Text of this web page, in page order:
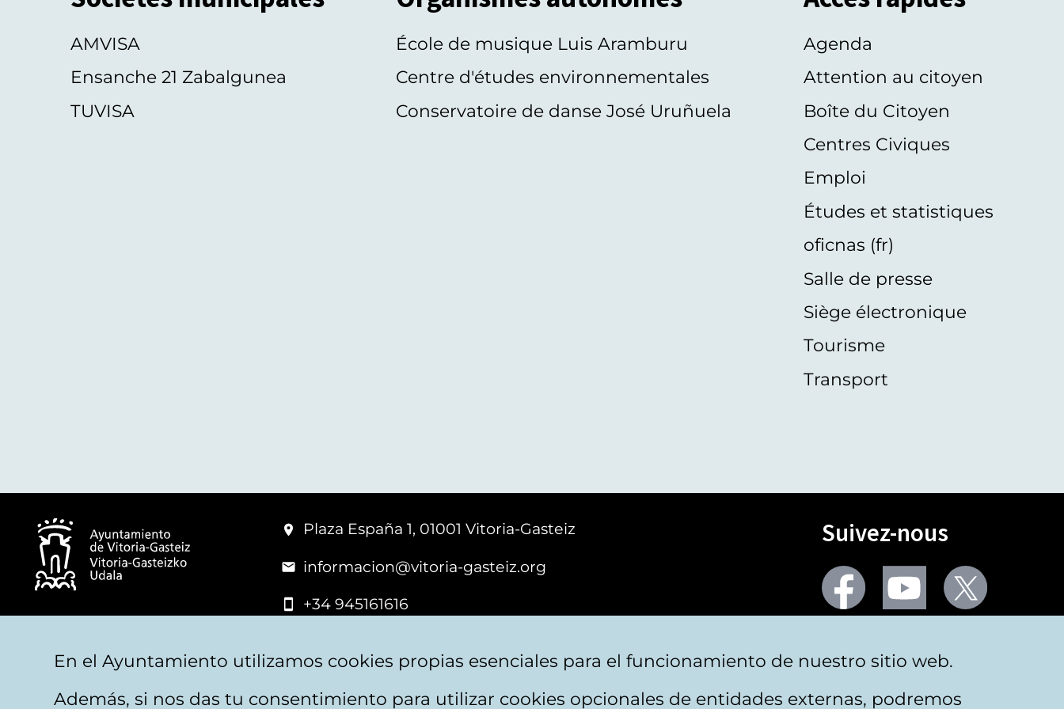
AMVISA
Ensanche 21 Zabalgunea
TUVISA
École de musique Luis Aramburu
Centre d'études environnementales
Conservatoire de danse José Uruñuela
Agenda
Attention au citoyen
Boîte du Citoyen
Centres Civiques
Emploi
Études et statistiques
oficnas (fr)
Salle de presse
Siège électronique
Tourisme
Transport
Plaza España 1, 01001 Vitoria-Gasteiz
informacion@vitoria-gasteiz.org
+34 945161616
Suivez-nous
Facebook Youtube
En el Ayuntamiento utilizamos cookies propias esenciales para el funcionamiento de nuestro sitio web.
Además, si nos das tu consentimiento para utilizar cookies opcionales de entidades externas, podremos